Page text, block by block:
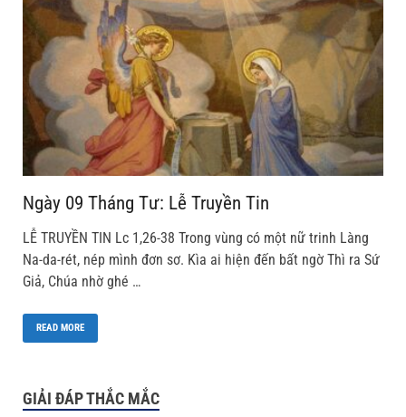
Ngày 09 Tháng Tư: Lễ Truyền Tin
LỄ TRUYỀN TIN Lc 1,26-38 Trong vùng có một nữ trinh Làng
Na-da-rét, nép mình đơn sơ. Kìa ai hiện đến bất ngờ Thì ra Sứ
Giả, Chúa nhờ ghé …
READ MORE
GIẢI ĐÁP THẮC MẮC